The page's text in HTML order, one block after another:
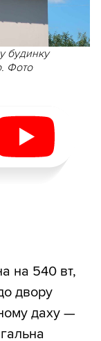
будинку
Фото
на 540 вт,
двору
даху —